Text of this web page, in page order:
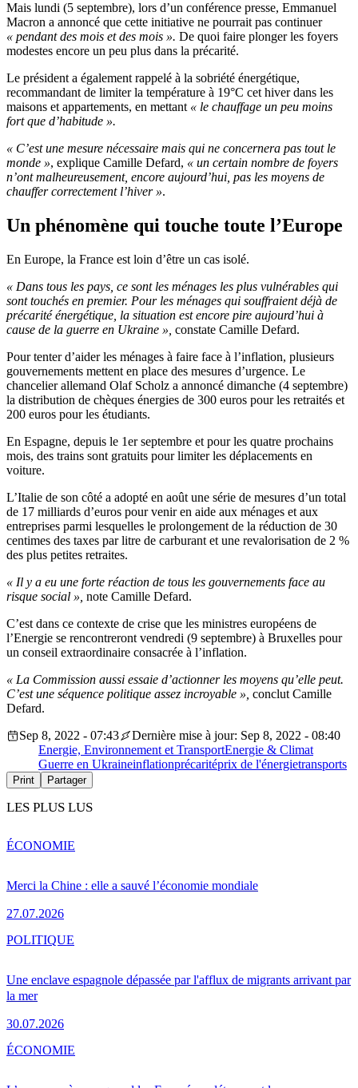
Mais lundi (5 septembre), lors d’un conférence presse, Emmanuel
Macron a annoncé que cette initiative ne pourrait pas continuer
« pendant des mois et des mois ». De quoi faire plonger les foyers
modestes encore un peu plus dans la précarité.
Le président a également rappelé à la sobriété énergétique,
recommandant de limiter la température à 19°C cet hiver dans les
maisons et appartements, en mettant « le chauffage un peu moins
fort que d’habitude ».
« C’est une mesure nécessaire mais qui ne concernera pas tout le
monde », explique Camille Defard, « un certain nombre de foyers
n’ont malheureusement, encore aujourd’hui, pas les moyens de
chauffer correctement l’hiver ».
Un phénomène qui touche toute l’Europe
En Europe, la France est loin d’être un cas isolé.
« Dans tous les pays, ce sont les ménages les plus vulnérables qui
sont touchés en premier. Pour les ménages qui souffraient déjà de
précarité énergétique, la situation est encore pire aujourd’hui à
cause de la guerre en Ukraine », constate Camille Defard.
Pour tenter d’aider les ménages à faire face à l’inflation, plusieurs
gouvernements mettent en place des mesures d’urgence. Le
chancelier allemand Olaf Scholz a annoncé dimanche (4 septembre)
la distribution de chèques énergies de 300 euros pour les retraités et
200 euros pour les étudiants.
En Espagne, depuis le 1er septembre et pour les quatre prochains
mois, des trains sont gratuits pour limiter les déplacements en
voiture.
L’Italie de son côté a adopté en août une série de mesures d’un total
de 17 milliards d’euros pour venir en aide aux ménages et aux
entreprises parmi lesquelles le prolongement de la réduction de 30
centimes des taxes par litre de carburant et une revalorisation de 2 %
des plus petites retraites.
« Il y a eu une forte réaction de tous les gouvernements face au
risque social », note Camille Defard.
C’est dans ce contexte de crise que les ministres européens de
l’Energie se rencontreront vendredi (9 septembre) à Bruxelles pour
un conseil extraordinaire consacrée à l’inflation.
« La Commission aussi essaie d’actionner les moyens qu’elle peut.
C’est une séquence politique assez incroyable », conclut Camille
Defard.
Sep 8, 2022 - 07:43
Dernière mise à jour: Sep 8, 2022 - 08:40
Energie, Environnement et TransportEnergie & Climat
Guerre en Ukraineinflationprécaritéprix de l'énergietransports
Print Partager
LES PLUS LUS
Merci la Chine : elle a sauvé l’économie mondiale
27.07.2026
ÉCONOMIE
Une enclave espagnole dépassée par l'afflux de migrants arrivant par
la mer
30.07.2026
POLITIQUE
ÉCONOMIE